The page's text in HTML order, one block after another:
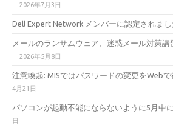
2026年7月3日
Dell Expert Network メンバーに認定されまし
メールのランサムウェア、迷惑メール対策
2026年5月8日
注意喚起: MISではパスワードの変更をWeb
4月21日
パソコンが起動不能にならないように5月中に
日